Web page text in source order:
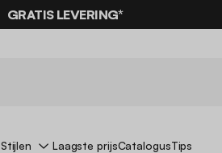
AANBIEDINGEN*MET DE CODE
GRATIS LEVERING*
Stijlen Laagste prijsCatalogusTips